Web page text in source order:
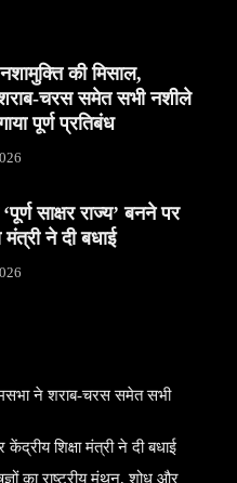
की मिसाल,
चरस समेत सभी नशीले
पूर्ण प्रतिबंध
साक्षर राज्य’ बनने पर
मंत्री ने दी बधाई
ने शराब-चरस समेत सभी
शिक्षा मंत्री ने दी बधाई
का राष्ट्रीय मंथन, शोध और